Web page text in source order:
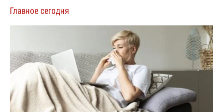
Главное сегодня